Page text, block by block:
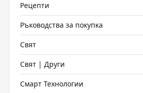
Рецепти
Ръководства за покупка
Свят
Свят | Други
Смарт Технологии